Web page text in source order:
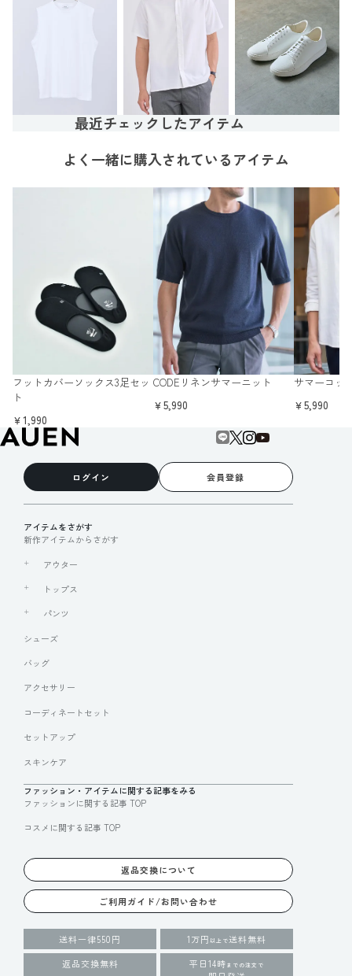
最近チェックしたアイテム
よく一緒に購入されているアイテム
フットカバーソックス3足セッ
ト
￥1,990
CODEリネンサマーニット
￥5,990
サマーコッ
￥5,990
ログイン 会員登録
アイテムをさがす
新作アイテムからさがす
アウター
トップス
パンツ
シューズ
バッグ
アクセサリー
コーディネートセット
セットアップ
スキンケア
ファッション・アイテムに関する記事をみる
ファッションに関する記事 TOP
コスメに関する記事 TOP
返品交換について
ご利用ガイド/お問い合わせ
送料一律550円 1万円 以上で送料無料
返品交換無料
平日14時 までの注文で